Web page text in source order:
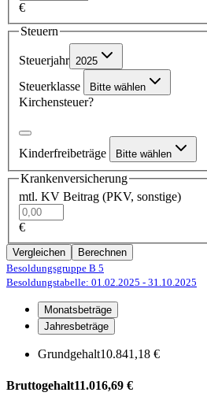
€
Steuern
Steuerjahr 2025
Steuerklasse Bitte wählen
Kirchensteuer?
Kinderfreibeträge Bitte wählen
Krankenversicherung
mtl. KV Beitrag (PKV, sonstige)
€
Vergleichen
Berechnen
Besoldungsgruppe B 5
Besoldungstabelle: 01.02.2025 - 31.10.2025
Monatsbeträge
Jahresbeträge
Grundgehalt10.841,18 €
Bruttogehalt11.016,69 €